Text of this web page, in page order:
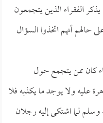
الفقراء الذين يتجمعون
حالهم أنهم اتخذوا السؤال
كان ممن يتجمع حول
عليه ولا يوجد ما يكذبه فلا
لما اشتكى إليه رجلان